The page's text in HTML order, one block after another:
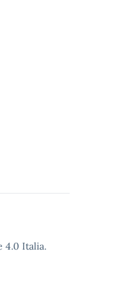
4.0 Italia.